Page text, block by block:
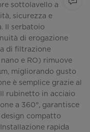
sottolavello a
sicurezza e
Il serbatoio
di erogazione
di filtrazione
e RO) rimuove
migliorando gusto
è semplice grazie al
rubinetto in acciaio
a 360°, garantisce
design compatto
rapida